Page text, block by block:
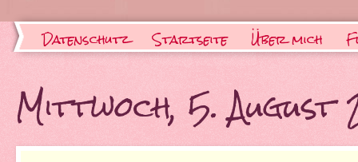
Datenschutz Startseite Über mich
Mittwoch, 5. August